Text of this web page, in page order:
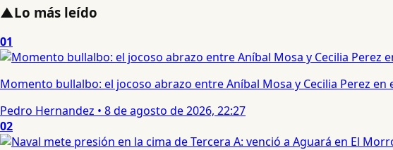
▲Lo más leído
01
Momento bullalbo: el jocoso abrazo entre Aníbal Mosa y Cecilia Perez
Pedro Hernandez • 8 de agosto de 2026, 22:27
02